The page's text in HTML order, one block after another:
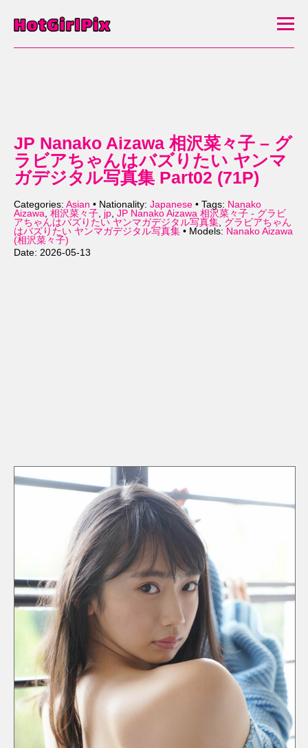
JP Nanako Aizawa 相沢菜々子 – グ
ラビアちゃんはバズりたい ヤンマ
ガデジタル写真集 Part02 (71P)
Categories: Asian • Nationality: Japanese • Tags: Nanako
Aizawa, 相沢菜々子, jp, JP Nanako Aizawa 相沢菜々子 - グラビ
アちゃんはバズりたい ヤンマガデジタル写真集, グラビアちゃん
はバズりたい ヤンマガデジタル写真集 • Models: Nanako Aizawa
(相沢菜々子)
Date: 2026-05-13